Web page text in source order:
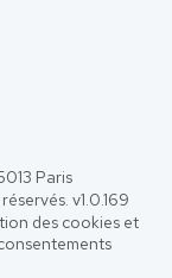
Paris
v1.0.169
des cookies et